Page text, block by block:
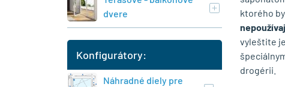
ktorého
vyleštite
drogérii.
dvere
Konfigurátory:
Náhradné diely pre